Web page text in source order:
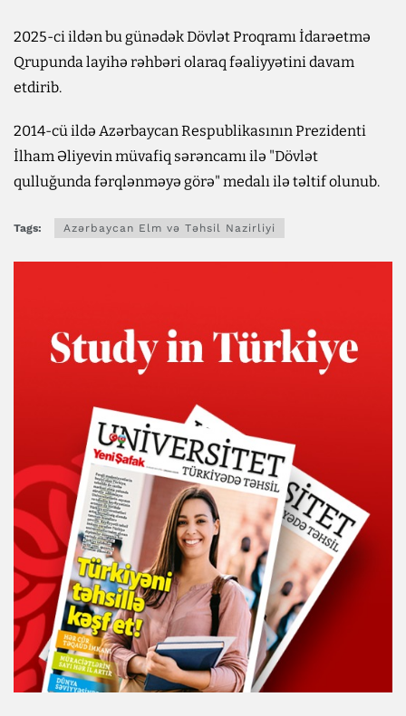
2025-ci ildən bu günədək Dövlət Proqramı İdarəetmə
Qrupunda layihə rəhbəri olaraq fəaliyyətini davam
etdirib.
2014-cü ildə Azərbaycan Respublikasının Prezidenti
İlham Əliyevin müvafiq sərəncamı ilə "Dövlət
qulluğunda fərqlənməyə görə" medalı ilə təltif olunub.
Tags: Azərbaycan Elm və Təhsil Nazirliyi